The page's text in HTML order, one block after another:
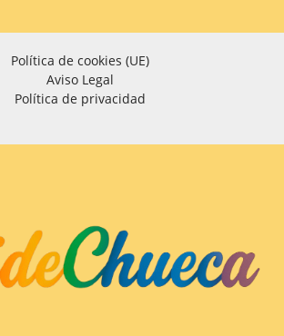
Política de cookies (UE)
Aviso Legal
Política de privacidad